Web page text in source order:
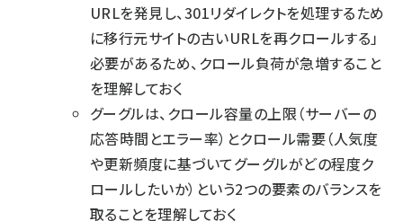
URLを発見し、301リダイレクトを処理するため
に移行元サイトの古いURLを再クロールする」
必要があるため、クロール負荷が急増すること
を理解しておく
グーグルは、クロール容量の上限（サーバーの
応答時間とエラー率）とクロール需要（人気度
や更新頻度に基づいてグーグルがどの程度ク
ロールしたいか）という2つの要素のバランスを
取ることを理解しておく